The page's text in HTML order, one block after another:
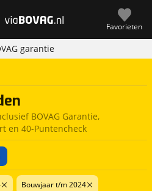
Favorieten
garantie
BOVAG Garantie,
en 40-Puntencheck
Bouwjaar t/m 2024